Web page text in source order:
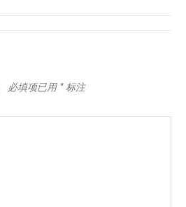
必填项已用 *标注